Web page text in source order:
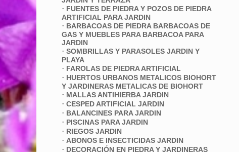
· FUENTES DE PIEDRA Y POZOS DE PIEDRA
ARTIFICIAL PARA JARDIN
· BARBACOAS DE PIEDRA BARBACOAS DE
GAS Y MUEBLES PARA BARBACOA PARA
JARDIN
· SOMBRILLAS Y PARASOLES JARDIN Y
PLAYA
· FAROLAS DE PIEDRA ARTIFICIAL
· HUERTOS URBANOS METALICOS BIOHORT
Y JARDINERAS METALICAS DE BIOHORT
· MALLAS ANTIHIERBA JARDIN
· CESPED ARTIFICIAL JARDIN
· BALANCINES PARA JARDIN
· PISCINAS PARA JARDIN
· RIEGOS JARDIN
· ABONOS E INSECTICIDAS JARDIN
· DECORACIÓN EN PIEDRA Y JARDINERAS